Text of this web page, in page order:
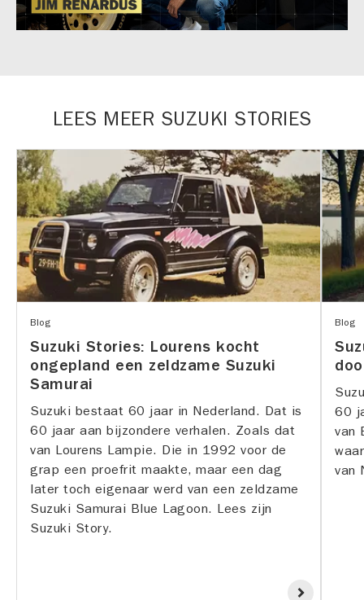
LEES MEER SUZUKI STORIES
Blog
Suzuki Stories: Lourens kocht
ongepland een zeldzame Suzuki
Samurai
Suzuki bestaat 60 jaar in Nederland. Dat is
60 jaar aan bijzondere verhalen. Zoals dat
van Lourens Lampie. Die in 1992 voor de
grap een proefrit maakte, maar een dag
later toch eigenaar werd van een zeldzame
Suzuki Samurai Blue Lagoon. Lees zijn
Suzuki Story.
Blog
60
van
van